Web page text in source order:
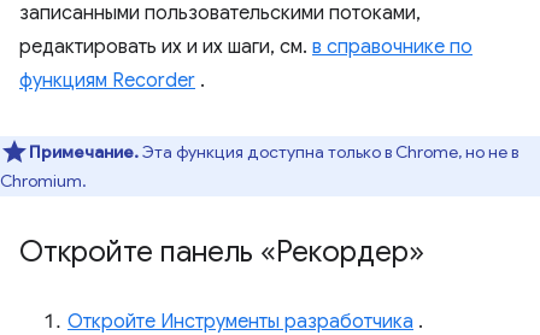
записанными пользовательскими потоками,
редактировать их и их шаги, см. в справочнике по
функциям Recorder .
Примечание.Эта функция доступна только в Chrome, но не в
Chromium.
Откройте панель «Рекордер»
Откройте Инструменты разработчика .